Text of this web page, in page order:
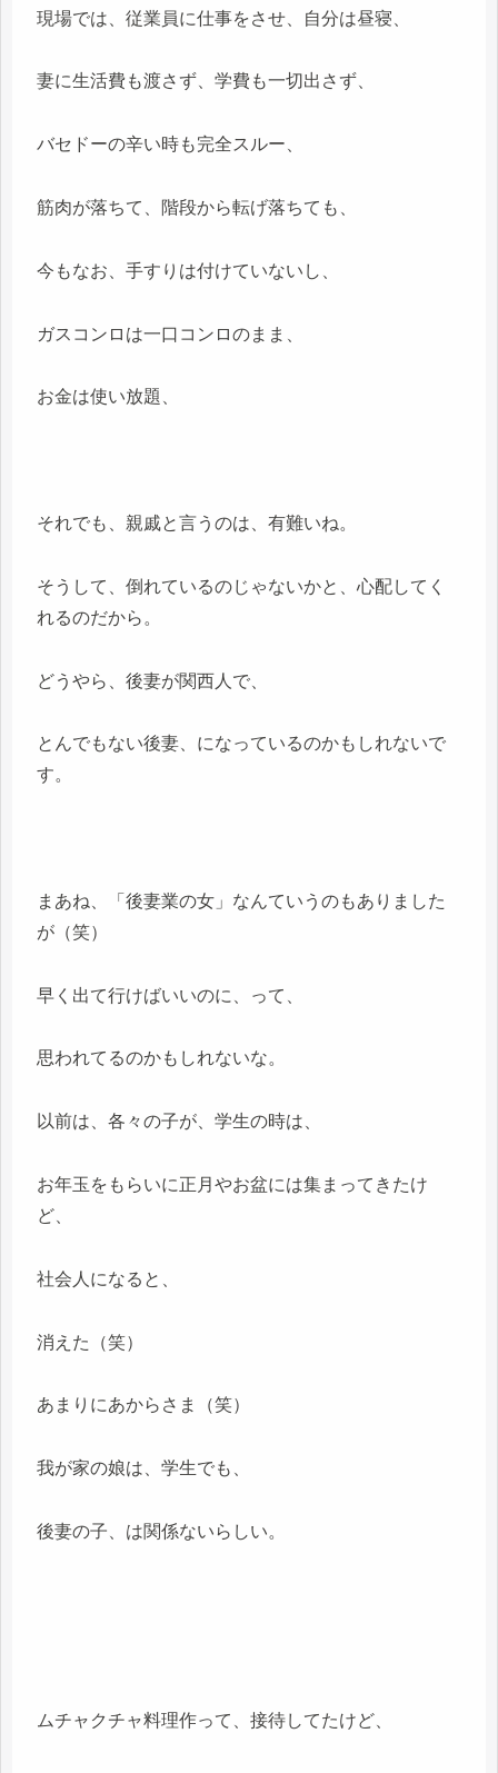
現場では、従業員に仕事をさせ、自分は昼寝、
妻に生活費も渡さず、学費も一切出さず、
バセドーの辛い時も完全スルー、
筋肉が落ちて、階段から転げ落ちても、
今もなお、手すりは付けていないし、
ガスコンロは一口コンロのまま、
お金は使い放題、
それでも、親戚と言うのは、有難いね。
そうして、倒れているのじゃないかと、心配してく
れるのだから。
どうやら、後妻が関西人で、
とんでもない後妻、になっているのかもしれないで
す。
まあね、「後妻業の女」なんていうのもありました
が（笑）
早く出て行けばいいのに、って、
思われてるのかもしれないな。
以前は、各々の子が、学生の時は、
お年玉をもらいに正月やお盆には集まってきたけ
ど、
社会人になると、
消えた（笑）
あまりにあからさま（笑）
我が家の娘は、学生でも、
後妻の子、は関係ないらしい。
ムチャクチャ料理作って、接待してたけど、